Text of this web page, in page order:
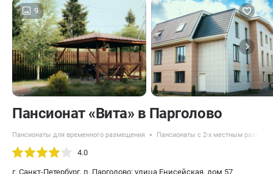
9
Пансионат «Вита» в Парголово
Пансионаты для временного размещения Пансионаты с 2-х местным
4.0
г. Санкт-Петербург, п. Парголово: улица Енисейская, дом 57